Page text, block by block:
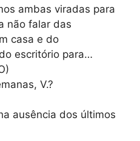
ambas viradas para
não falar das
casa e do
escritório para…
V.?
ausência dos últimos